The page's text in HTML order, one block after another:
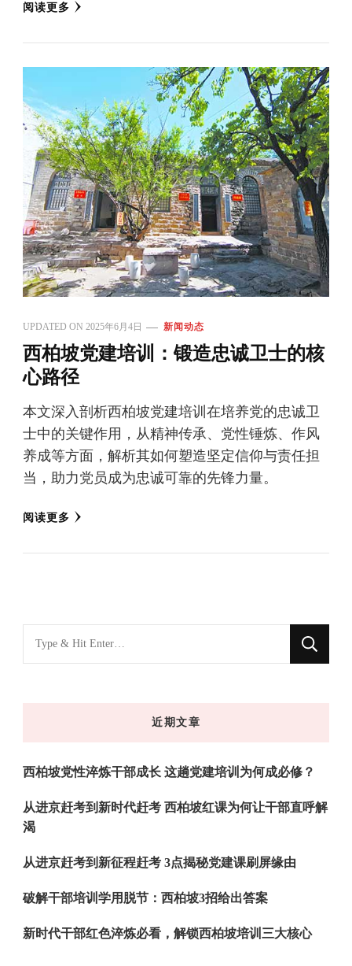
阅读更多
UPDATED ON 2025年6月4日 新闻动态
西柏坡党建培训：锻造忠诚卫士的核
心路径
本文深入剖析西柏坡党建培训在培养党的忠诚卫
士中的关键作用，从精神传承、党性锤炼、作风
养成等方面，解析其如何塑造坚定信仰与责任担
当，助力党员成为忠诚可靠的先锋力量。
阅读更多
找
什
近期文章
西柏坡党性淬炼干部成长 这趟党建培训为何成必修？
从进京赶考到新时代赶考 西柏坡红课为何让干部直呼解
渴
从进京赶考到新征程赶考 3点揭秘党建课刷屏缘由
破解干部培训学用脱节：西柏坡3招给出答案
新时代干部红色淬炼必看，解锁西柏坡培训三大核心